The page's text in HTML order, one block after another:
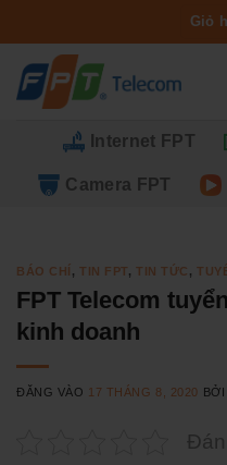
qua
dung
Giỏ
Internet FPT
Camera FPT
BÁO CHÍ ,TIN FPT,TIN TỨC ,
FPT Telecom
kinh doanh
ĐĂNG VÀO 17 THÁNG 8, 2020 BỞI